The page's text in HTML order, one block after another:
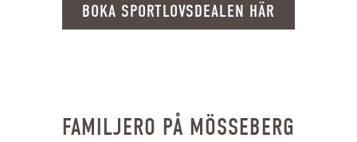
BOKA SPORTLOVSDEALEN HÄR
FAMILJERO PÅ MÖSSEBERG